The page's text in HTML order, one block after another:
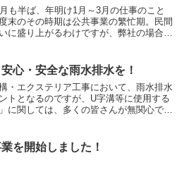
も半ば、年明け1月～3月の仕事のこと
末のその時期は公共事業の繁忙期。民間
に盛り上がるわけですが、弊社の場合工
心・安全な雨水排水を！
・エクステリア工事において、雨水排水
トとなるのですが、U字溝等に使用する
に関しては、多くの皆さんが無関心であ
を開始しました！